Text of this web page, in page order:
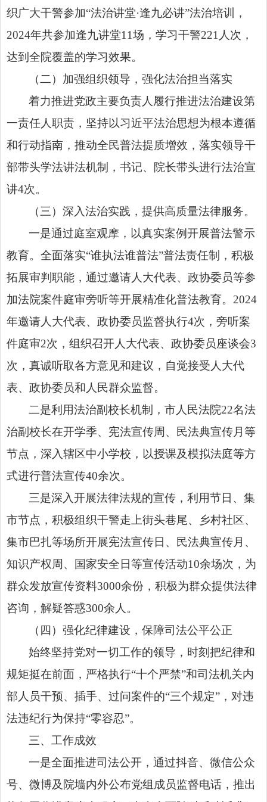
织广大干警参加“法治讲堂·逢九必讲”法治培训，
2024年共参加逢九讲堂11场，学习干警221人次，
达到全院覆盖的学习效果。
（二）加强组织领导，强化法治担当落实
着力推进党政主要负责人履行推进法治建设第
一责任人职责，坚持以习近平法治思想为根本遵循
和行动指南，推动全民普法提质增效，落实领导干
部带头学法讲法机制，书记、院长带头进行法治宣
讲4次。
（三）深入法治实践，提供高质量法律服务。
一是通过庭室观摩，以真实案例开展普法警示
教育。全面落实“谁执法谁普法”普法责任制，积极
拓展审判职能，通过邀请人大代表、政协委员等参
加法院案件庭审旁听等开展精准化普法教育。2024
年邀请人大代表、政协委员监督执行4次，旁听案
件庭审2次，组织召开人大代表、政协委员座谈会3
次，真诚听取各方意见和建议，自觉接受人大代
表、政协委员和人民群众监督。
二是利用法治副校长机制，市人民法院22名法
治副校长在开学季、宪法宣传周、民法典宣传月等
节点，深入辖区中小学校，以授课及模拟法庭等方
式进行普法宣传40余次。
三是深入开展法律法规的宣传，利用节日、集
市节点，积极组织干警走上街头巷尾、乡村社区、
集市巴扎等场所开展宪法宣传日、民法典宣传月、
知识产权周、国家安全日等宣传活动10余场次，为
群众发放宣传资料3000余份，积极为群众提供法律
咨询，解疑答惑300余人。
（四）强化纪律建设，保障司法公平公正
始终坚持党对一切工作的领导 ，时刻把纪律和
规矩挺在前面，严格执行“十个严禁”和司法机关内
部人员干预、插手、过问案件的“三个规定”，对违
法违纪行为保持“零容忍”。
三、工作成效
一是全面推进司法公开，通过抖音、微信公众
号、微博及院墙内外公布党组成员监督电话，推出